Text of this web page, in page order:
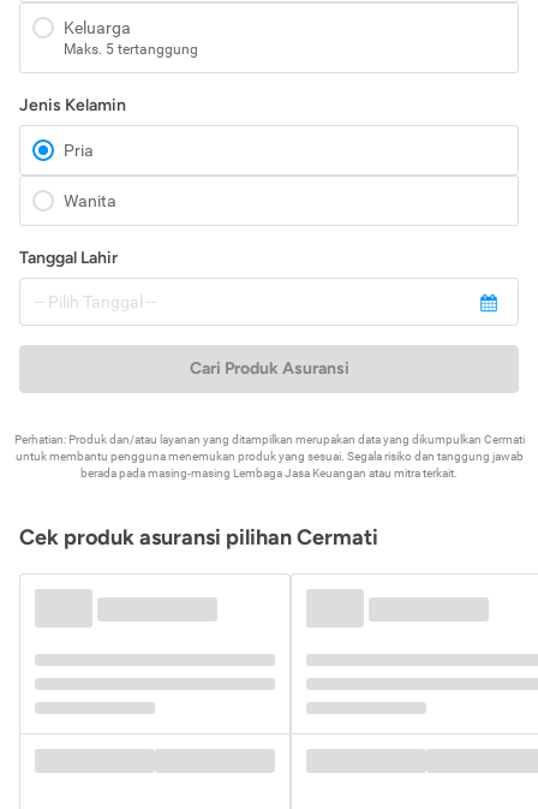
Keluarga
Maks. 5 tertanggung
Jenis Kelamin
Pria
Wanita
Tanggal Lahir
Cari Produk Asuransi
Perhatian: Produk dan/atau layanan yang ditampilkan merupakan data yang dikumpulkan Cermati
untuk membantu pengguna menemukan produk yang sesuai. Segala risiko dan tanggung jawab
berada pada masing-masing Lembaga Jasa Keuangan atau mitra terkait.
Cek produk asuransi pilihan Cermati